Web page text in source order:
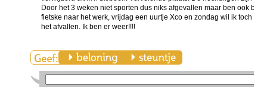
Door het 3 weken niet sporten dus niks afgevallen maar ben ook blij
fietske naar het werk, vrijdag een uurtje Xco en zondag wil ik toch
het afvallen. Ik ben er weer!!!!